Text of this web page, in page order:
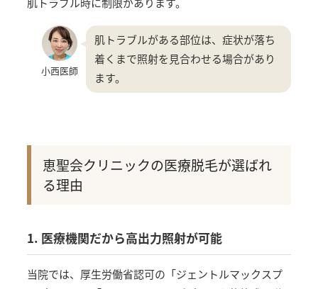
肌トラブル時に制限があります。
小西医師
肌トラブルがある部位は、症状が落ち
着くまで照射を見合わせる場合があり
ます。
恵聖会クリニックの医療脱毛が選ばれ
る理由
1. 医療機関だから高出力照射が可能
当院では、厚生労働省認可の「ジェントルマックスプ